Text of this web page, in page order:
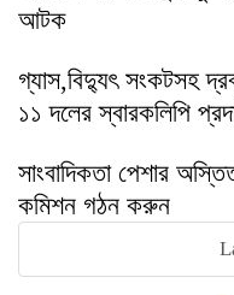
আটক
গ্যাস,বিদ্যুৎ সংকটসহ
১১ দলের স্বারকলিপি
সাংবাদিকতা পেশার
কমিশন গঠন করুন